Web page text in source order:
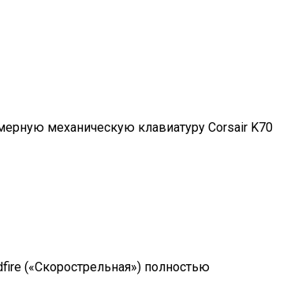
механическую клавиатуру Corsair K70
(«Скорострельная») полностью